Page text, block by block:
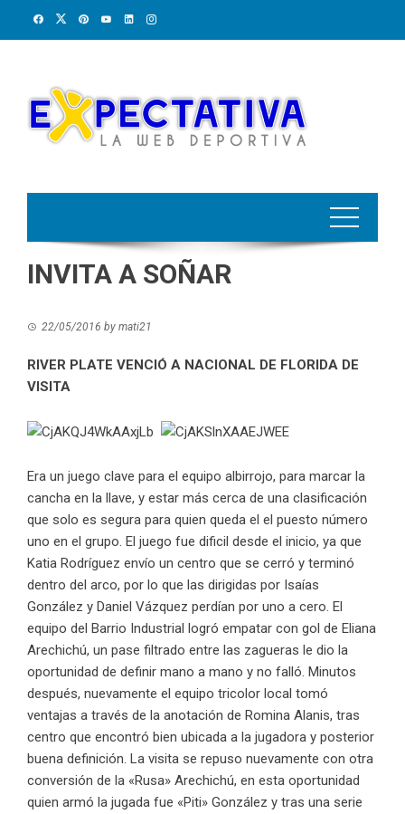
INVITA A SOÑAR
22/05/2016 by mati21
RIVER PLATE VENCIÓ A NACIONAL DE FLORIDA DE
VISITA
Era un juego clave para el equipo albirrojo, para marcar la
cancha en la llave, y estar más cerca de una clasificación
que solo es segura para quien queda el el puesto número
uno en el grupo. El juego fue dificil desde el inicio, ya que
Katia Rodríguez envío un centro que se cerró y terminó
dentro del arco, por lo que las dirigidas por Isaías
González y Daniel Vázquez perdían por uno a cero. El
equipo del Barrio Industrial logró empatar con gol de Eliana
Arechichú, un pase filtrado entre las zagueras le dio la
oportunidad de definir mano a mano y no falló. Minutos
después, nuevamente el equipo tricolor local tomó
ventajas a través de la anotación de Romina Alanis, tras
centro que encontró bien ubicada a la jugadora y posterior
buena definición. La visita se repuso nuevamente con otra
conversión de la «Rusa» Arechichú, en esta oportunidad
quien armó la jugada fue «Piti» González y tras una serie